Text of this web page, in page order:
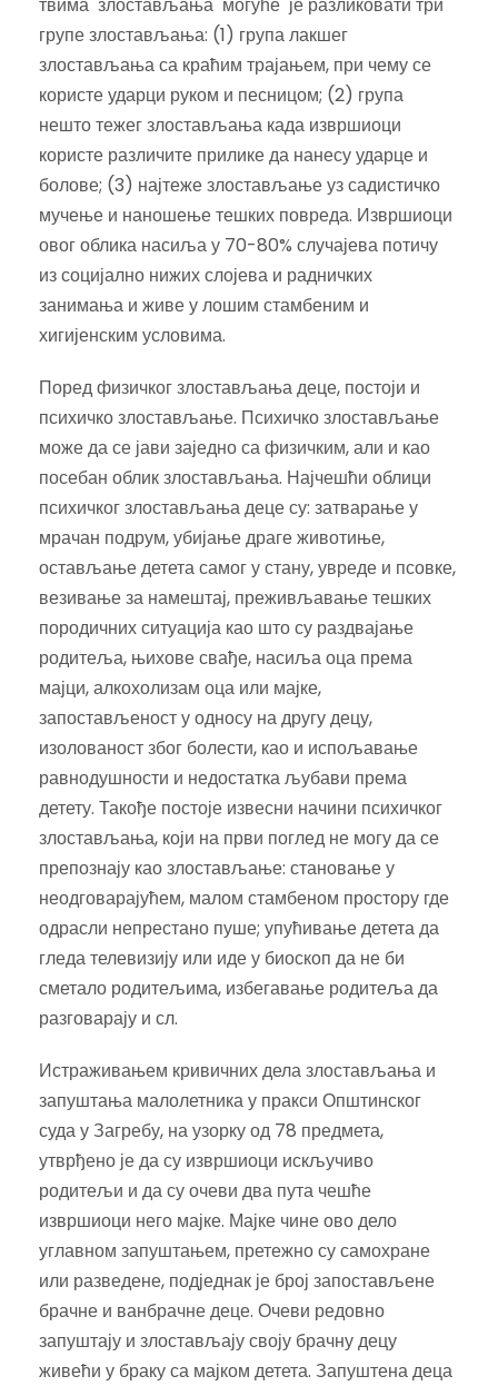
твима злостављања могуће је разликовати три
групе злостављања: (1) група лакшег
злостављања са краћим трајањем, при чему се
користе ударци руком и песницом; (2) група
нешто тежег злостављања када извршиоци
користе различите прилике да нанесу ударце и
болове; (3) најтеже злостављање уз садистичко
мучење и наношење тешких повреда. Извршиоци
овог облика насиља у 70-80% случајева потичу
из социјално нижих слојева и радничких
занимања и живе у лошим стамбеним и
хигијенским условима.
Поред физичког злостављања деце, постоји и
психичко злостављање. Психичко злостављање
може да се јави заједно са физичким, али и као
посебан облик злостављања. Најчешћи облици
психичког злостављања деце су: затварање у
мрачан подрум, убијање драге животиње,
остављање детета самог у стану, увреде и псовке,
везивање за намештај, преживљавање тешких
породичних ситуација као што су раздвајање
родитеља, њихове свађе, насиља оца према
мајци, алкохолизам оца или мајке,
запостављеност у односу на другу децу,
изолованост због болести, као и испољавање
равнодушности и недостатка љубави према
детету. Такође постоје извесни начини психичког
злостављања, који на први поглед не могу да се
препознају као злостављање: становање у
неодговарајућем, малом стамбеном простору где
одрасли непрестано пуше; упућивање детета да
гледа телевизију или иде у биоскоп да не би
сметало родитељима, избегавање родитеља да
разговарају и сл.
Истраживањем кривичних дела злостављања и
запуштања малолетника у пракси Општинског
суда у Загребу, на узорку од 78 предмета,
утврђено је да су извршиоци искључиво
родитељи и да су очеви два пута чешће
извршиоци него мајке. Мајке чине ово дело
углавном запуштањем, претежно су самохране
или разведене, подједнак је број запостављене
брачне и ванбрачне деце. Очеви редовно
запуштају и злостављају своју брачну децу
живећи у браку са мајком детета. Запуштена деца